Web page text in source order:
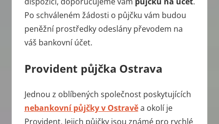
Po schváleném žádosti o půjčku vám budou
peněžní prostředky odeslány převodem na
váš bankovní účet.
Provident půjčka Ostrava
Jednou z oblíbených společnost poskytujících
nebankovní půjčky v Ostravěa okolí je
Provident. Jejich půjčky jsou známé pro rychlé